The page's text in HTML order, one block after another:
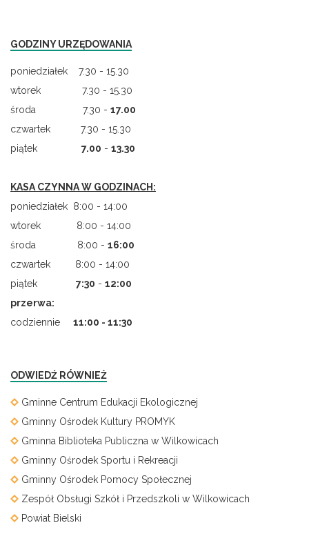
GODZINY URZĘDOWANIA
poniedziałek 7.30 - 15.30
wtorek 7.30 - 15.30
środa 7.30 - 17.00
czwartek 7.30 - 15.30
piątek 7.00 - 13.30
KASA CZYNNA W GODZINACH:
poniedziałek 8:00 - 14:00
wtorek 8:00 - 14:00
środa 8:00 - 16:00
czwartek 8:00 - 14:00
piątek 7:30 - 12:00
przerwa:
codziennie
11:00 - 11:30
ODWIEDŹ RÓWNIEŻ
Gminne Centrum Edukacji Ekologicznej
Gminny Ośrodek Kultury PROMYK
Gminna Biblioteka Publiczna w Wilkowicach
Gminny Ośrodek Sportu i Rekreacji
Gminny Ośrodek Pomocy Społecznej
Zespół Obsługi Szkół i Przedszkoli w Wilkowicach
Powiat Bielski